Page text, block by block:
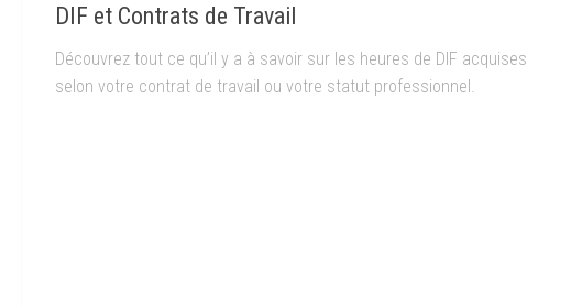
DIF et Contrats de Travail
Découvrez tout ce qu’il y a à savoir sur les heures de DIF acquises
selon votre contrat de travail ou votre statut professionnel.